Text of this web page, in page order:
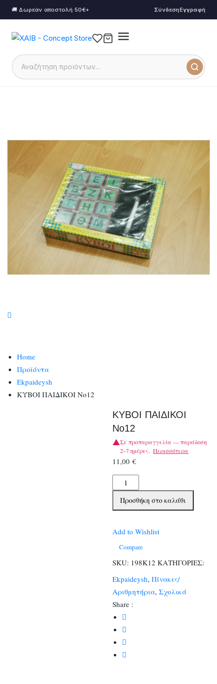
🚚 Δωρεάν αποστολή 50€+ ΣύνδεσηΕγγραφή
Home
Προϊόντα
Ekpaideysh
ΚΥΒΟΙ ΠΑΙΔΙΚΟΙ Νο12
ΚΥΒΟΙ ΠΑΙΔΙΚΟΙ
Νο12
Σε προπαραγγελία — παράδοση
2–7 ημέρες. Περισσότερα
11,00€
ΚΥΒΟΙ
ΠΑΙΔΙΚΟΙ
Νο12
Προσθήκη στο καλάθι
Add to Wishlist
Compare
SKU: 198Κ12 ΚΑΤΗΓΟΡΙΕΣ:
Ekpaideysh,Πίνακες/
Αριθμητήρια,Σχολικά
Share :